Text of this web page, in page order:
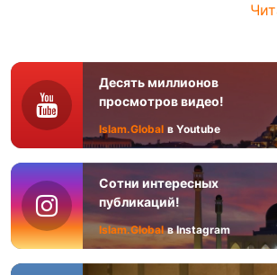
Десять миллионов
просмотров видео!
Islam.Global в Youtube
Сотни интересных
публикаций!
Islam.Global в Instagram